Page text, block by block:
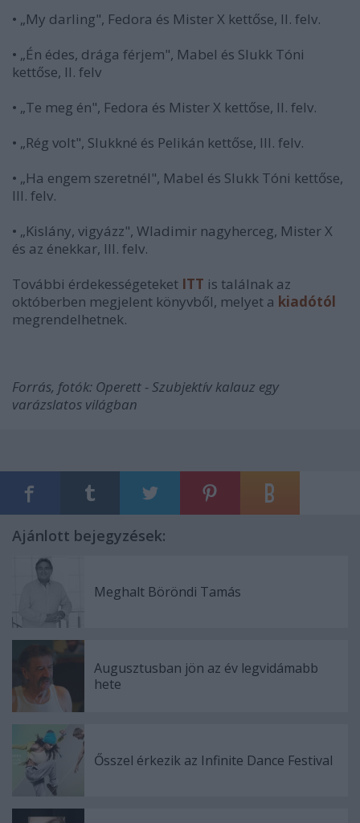
• „My darling", Fedora és Mister X kettőse, II. felv.
• „Én édes, drága férjem", Mabel és Slukk Tóni
kettőse, II. felv
• „Te meg én", Fedora és Mister X kettőse, II. felv.
• „Rég volt", Slukkné és Pelikán kettőse, III. felv.
• „Ha engem szeretnél", Mabel és Slukk Tóni kettőse,
III. felv.
• „Kislány, vigyázz", Wladimir nagyherceg, Mister X
és az énekkar, III. felv.
További érdekességeteket ITT is találnak az
októberben megjelent könyvből, melyet a kiadótól
megrendelhetnek.
Forrás, fotók: Operett - Szubjektív kalauz egy
varázslatos világban
Ajánlott bejegyzések:
Meghalt Böröndi Tamás
Augusztusban jön az év legvidámabb
hete
Ősszel érkezik az Infinite Dance Festival